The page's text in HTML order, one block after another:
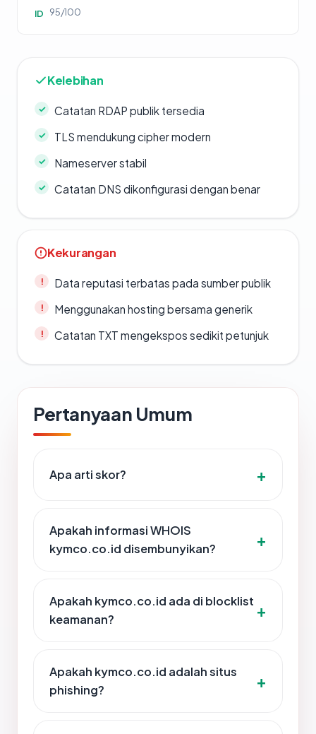
ID 95/100
Kelebihan
Catatan RDAP publik tersedia
TLS mendukung cipher modern
Nameserver stabil
Catatan DNS dikonfigurasi dengan benar
Kekurangan
Data reputasi terbatas pada sumber publik
Menggunakan hosting bersama generik
Catatan TXT mengekspos sedikit petunjuk
Pertanyaan Umum
Apa arti skor?
Apakah informasi WHOIS
kymco.co.id disembunyikan?
Apakah kymco.co.id ada di blocklist
keamanan?
Apakah kymco.co.id adalah situs
phishing?